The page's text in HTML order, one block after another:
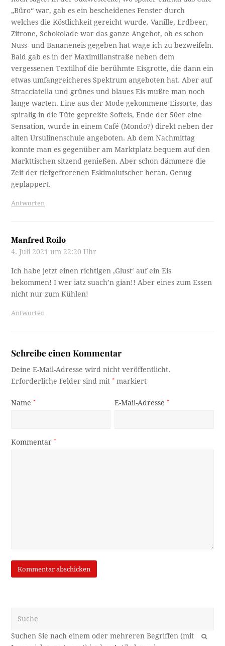
„Büro“ war, gab es ein bescheidenes Fenster durch
welches die Köstlichkeit gereicht wurde. Vanille, Erdbeer,
Zitrone, Schokolade war das ganze Angebot, ob es schon
Nuss- und Bananeneis gegeben hat wage ich zu bezweifeln.
Bald gab es in der Maximilianstraße neben dem
vergessenen Textilhof die berühmte Eisgrotte, die dann ein
etwas umfangreicheres Spektrum angeboten hat. Aber auf
Stracciatella und grünes und blaues Eis mußte man noch
lange warten. Eine aus der Mode gekommene Eissorte, das
spiralig in die Tüte gepreßte Softeis, Ende der 50er eine
Sensation, wurde in einem Café (Mondo?) direkt neben der
alten Ursulinenschule angeboten. Ab dem Nachmittag
konnte man es gegenüber am Marktplatz bequem auf den
Markttischen sitzend genießen. Aber schon dämmere die
Zeit der tiefgefrorenen Eskimolutscher heran. Genug
geplappert.
Antworten
Manfred Roilo
4. Juli 2021 um 22:20 Uhr
Ich habe jetzt einen richtigen ‚Glust‘ auf ein Eis
bekommen! I wer iatz suach’n gian!! Aber eines zum Essen
nicht nur zum Kühlen!
Antworten
Schreibe einen Kommentar
Deine E-Mail-Adresse wird nicht veröffentlicht.
Erforderliche Felder sind mit* markiert
Name* E-Mail-Adresse*
Kommentar*
OK